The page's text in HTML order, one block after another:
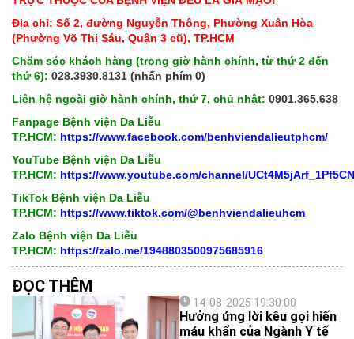
Địa chỉ: Số 2, đường Nguyễn Thông, Phường Xuân Hòa
(Phường Võ Thị Sáu, Quận 3 cũ), TP.HCM
Chăm sóc khách hàng (trong giờ hành chính, từ thứ 2 đến
thứ 6): 028.3930.8131 (nhấn phím 0)
Liên hệ ngoài giờ hành chính, thứ 7, chủ nhật: 0901.365.638
Fanpage Bệnh viện Da Liễu
TP.HCM: https://www.facebook.com/benhviendalieutphcm/
YouTube Bệnh viện Da Liễu
TP.HCM: https://www.youtube.com/channel/
TikTok Bệnh viện Da Liễu
TP.HCM: https://www.tiktok.com/@benhviendalieuhcm
Zalo Bệnh viện Da Liễu
TP.HCM: https://zalo.me/1948803500975685916
ĐỌC THÊM
14-08-2025 19:30:00
Hưởng ứng lời kêu gọi hiến
máu khẩn của Ngành Y tế